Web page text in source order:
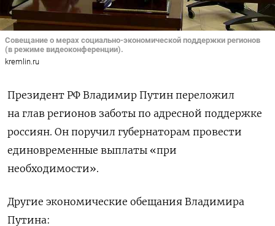
Совещание о мерах социально-экономической поддержки регионов
(в режиме видеоконференции).
kremlin.ru
Президент РФ Владимир Путин переложил
на глав регионов заботы по адресной поддержке
россиян. Он поручил губернаторам провести
единовременные выплаты «при
необходимости».
Другие экономические обещания Владимира
Путина: